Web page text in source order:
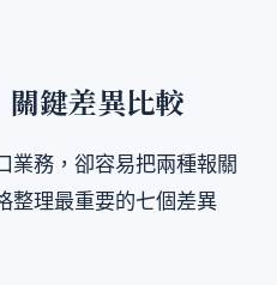
關鍵差異比較
業務，卻容易把兩種報關
整理最重要的七個差異